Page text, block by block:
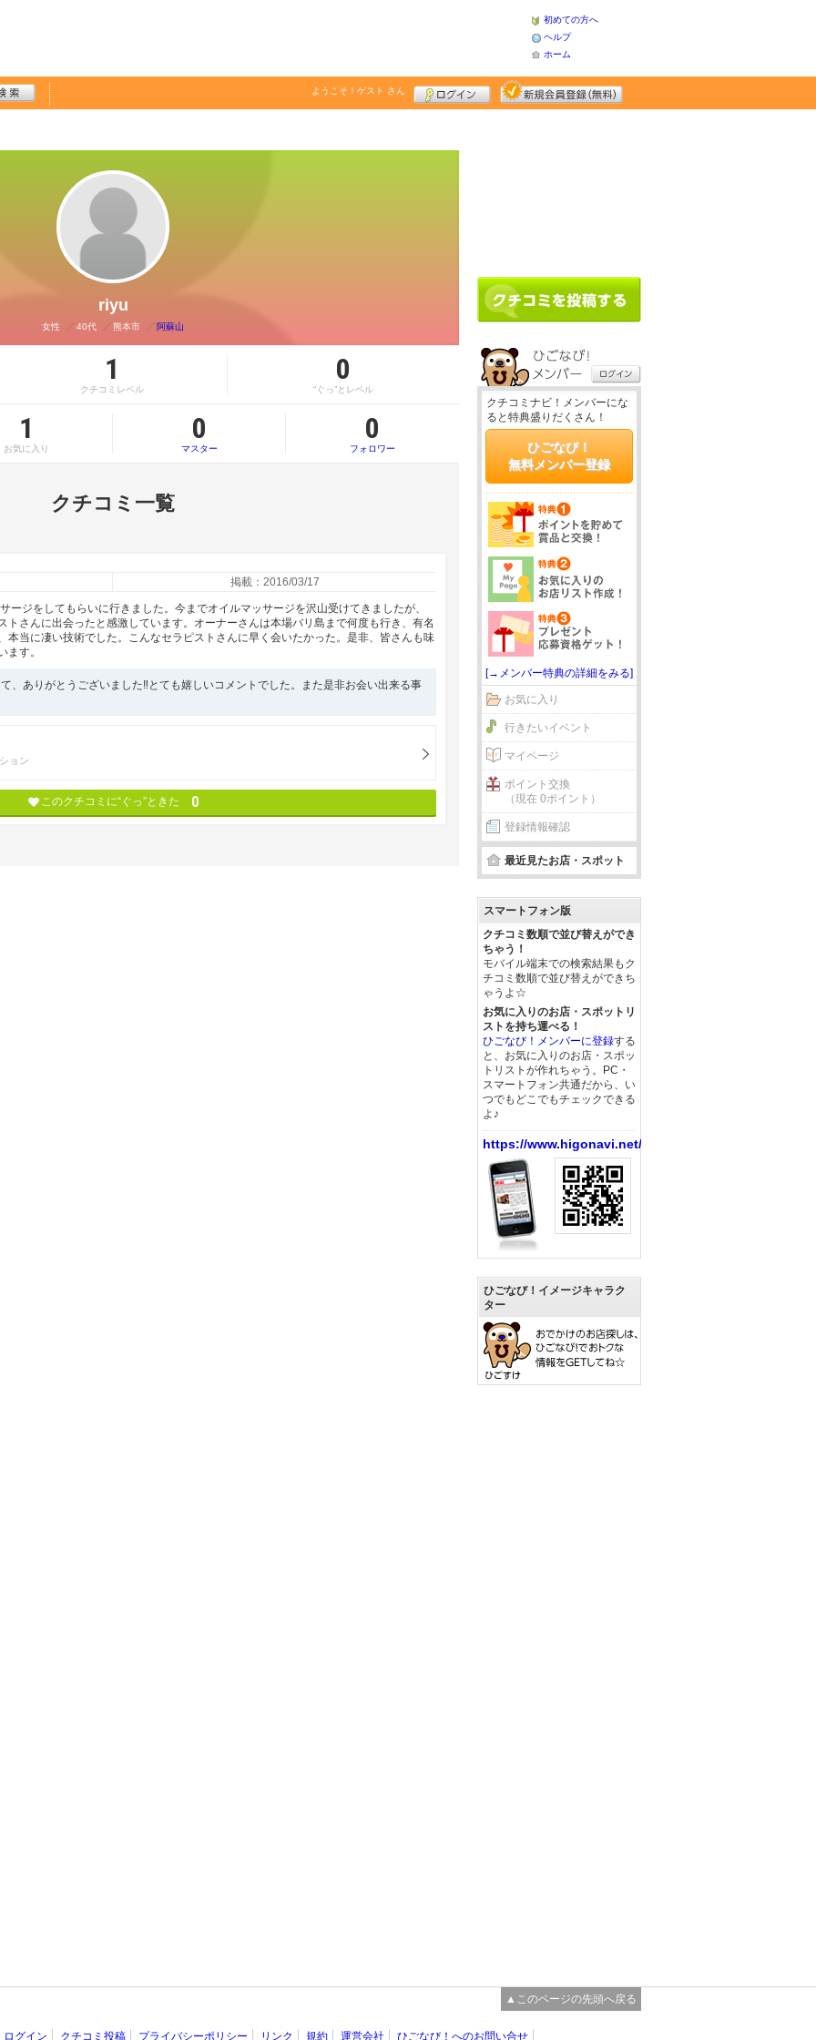
初めての方へ
ヘルプ
ホーム
ようこそ！ ゲスト さん
riyu
女性 40代 熊本市 阿蘇山
1
クチコミレベル
0
“ぐっ”とレベル
1
お気に入り
0
マスター
0
フォロワー
クチコミ一覧
掲載：2016/03/17
ージをしてもらいに行きました。今までオイルマッサージを沢山受けてきましたが、
トさんに出会ったと感激しています。オーナーさんは本場バリ島まで何度も行き、有名
本当に凄い技術でした。こんなセラピストさんに早く会いたかった。是非、皆さんも味
ます。
、ありがとうございました‼︎とても嬉しいコメントでした。また是非お会い出来る事
ョン
このクチコミに“ぐっ”ときた 0
クチコミナビ！メンバーにな
ると特典盛りだくさん！
ひごなび！
無料メンバー登録
[→メンバー特典の詳細をみる]
お気に入り
行きたいイベント
マイページ
ポイント交換
（現在 0ポイント）
登録情報確認
最近見たお店・スポット
スマートフォン版
クチコミ数順で並び替えができ
ちゃう！
モバイル端末での検索結果もク
チコミ数順で並び替えができち
ゃうよ☆
お気に入りのお店・スポットリ
ストを持ち運べる！
ひごなび！メンバーに登録する
と、お気に入りのお店・スポッ
トリストが作れちゃう。PC・
スマートフォン共通だから、い
つでもどこでもチェックできる
よ♪
https://www.higonavi.net/
ひごなび！イメージキャラク
ター
▲このページの先頭へ戻る
ログイン クチコミ投稿 プライバシーポリシー リンク 規約 運営会社 ひごなび！へのお問い合せ